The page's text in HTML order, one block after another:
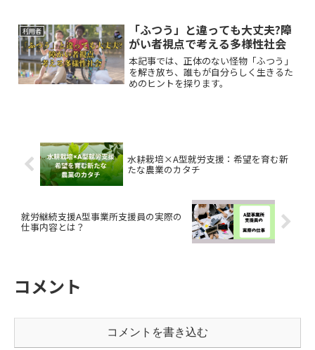
基づく効果的な風邪・インフルエンザ予
防の方法を解説します。
利用者
「ふつう」と違っても大丈夫?障
がい者視点で考える多様性社会
本記事では、正体のない怪物「ふつう」
を解き放ち、誰もが自分らしく生きるた
めのヒントを探ります。
水耕栽培×A型就労支援：希望を育む新
たな農業のカタチ
就労継続支援A型事業所支援員の実際の
仕事内容とは？
コメント
コメントを書き込む